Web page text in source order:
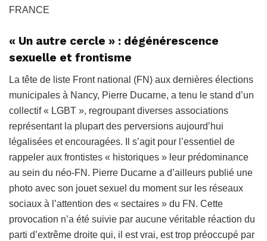
FRANCE
« Un autre cercle » : dégénérescence
sexuelle et frontisme
La tête de liste Front national (FN) aux dernières élections
municipales à Nancy, Pierre Ducarne, a tenu le stand d’un
collectif « LGBT », regroupant diverses associations
représentant la plupart des perversions aujourd’hui
légalisées et encouragées. Il s’agit pour l’essentiel de
rappeler aux frontistes « historiques » leur prédominance
au sein du néo-FN. Pierre Ducarne a d’ailleurs publié une
photo avec son jouet sexuel du moment sur les réseaux
sociaux à l’attention des « sectaires » du FN. Cette
provocation n’a été suivie par aucune véritable réaction du
parti d’extrême droite qui, il est vrai, est trop préoccupé par